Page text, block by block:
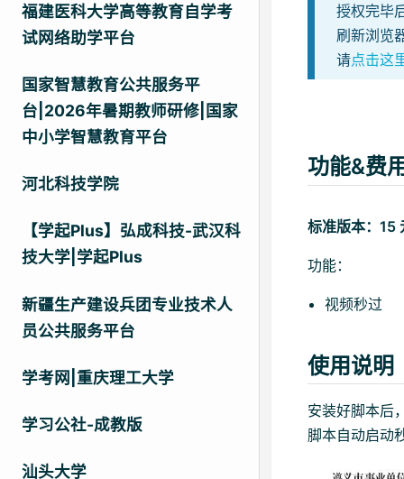
福建医科大学高等教育自学考
试网络助学平台
国家智慧教育公共服务平
台|2026年暑期教师研修|国家
中小学智慧教育平台
河北科技学院
【学起Plus】弘成科技-武汉科
技大学|学起Plus
新疆生产建设兵团专业技术人
员公共服务平台
学考网|重庆理工大学
学习公社-成教版
汕头大学
授权完毕
刷新浏览
请点击这
功能&费
标准版本：15
功能：
视频秒过
使用说明
安装好脚本后
脚本自动启动